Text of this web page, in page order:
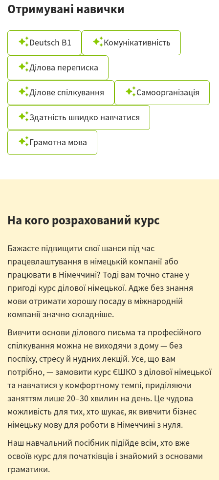
Отримувані навички
Deutsch B1 Комунікативність
Ділова переписка
Ділове спілкування Самоорганізація
Здатність швидко навчатися
Грамотна мова
На кого розрахований курс
Бажаєте підвищити свої шанси під час
працевлаштування в німецькій компанії або
працювати в Німеччині? Тоді вам точно стане у
пригоді курс ділової німецької. Адже без знання
мови отримати хорошу посаду в міжнародній
компанії значно складніше.
Вивчити основи ділового письма та професійного
спілкування можна не виходячи з дому — без
поспіху, стресу й нудних лекцій. Усе, що вам
потрібно, — замовити курс ЄШКО з ділової німецької
та навчатися у комфортному темпі, приділяючи
заняттям лише 20–30 хвилин на день. Це чудова
можливість для тих, хто шукає, як вивчити бізнес
німецьку мову для роботи в Німеччині з нуля.
Наш навчальний посібник підійде всім, хто вже
освоїв курс для початківців і знайомий з основами
граматики.